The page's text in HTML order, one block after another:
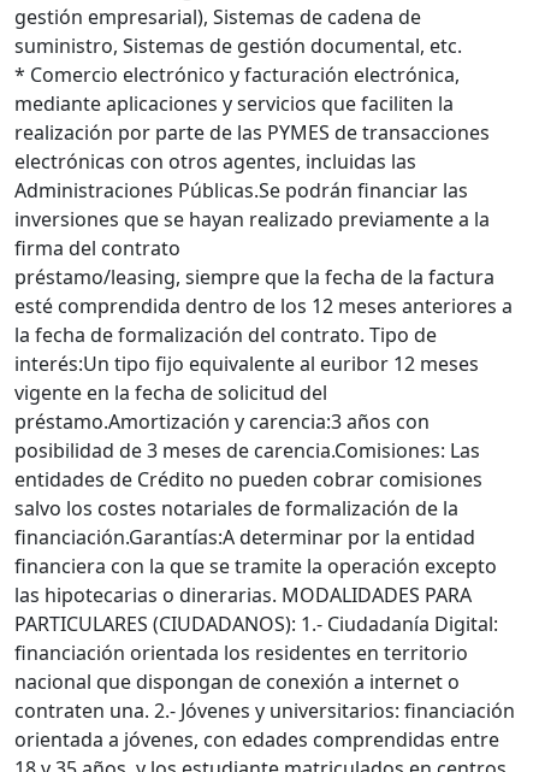
gestión empresarial), Sistemas de cadena de
suministro, Sistemas de gestión documental, etc.
* Comercio electrónico y facturación electrónica,
mediante aplicaciones y servicios que faciliten la
realización por parte de las PYMES de transacciones
electrónicas con otros agentes, incluidas las
Administraciones Públicas.Se podrán financiar las
inversiones que se hayan realizado previamente a la
firma del contrato
préstamo/leasing, siempre que la fecha de la factura
esté comprendida dentro de los 12 meses anteriores a
la fecha de formalización del contrato. Tipo de
interés:Un tipo fijo equivalente al euribor 12 meses
vigente en la fecha de solicitud del
préstamo.Amortización y carencia:3 años con
posibilidad de 3 meses de carencia.Comisiones: Las
entidades de Crédito no pueden cobrar comisiones
salvo los costes notariales de formalización de la
financiación.Garantías:A determinar por la entidad
financiera con la que se tramite la operación excepto
las hipotecarias o dinerarias. MODALIDADES PARA
PARTICULARES (CIUDADANOS): 1.- Ciudadanía Digital:
financiación orientada los residentes en territorio
nacional que dispongan de conexión a internet o
contraten una. 2.- Jóvenes y universitarios: financiación
orientada a jóvenes, con edades comprendidas entre